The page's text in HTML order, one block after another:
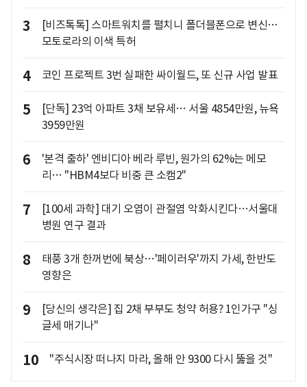
3
[비즈톡톡] 스마트워치를 펼치니 폴더블폰으로 변신…
모토로라의 이색 특허
4 코인 프로젝트 3번 실패한 싸이월드, 또 신규 사업 발표
5
[단독] 23억 아파트 3채 보유세… 서울 4854만원, 뉴욕
3959만원
6
'본격 출하' 엔비디아 베라 루빈, 원가의 62%는 메모
리… "HBM4보다 비중 큰 소캠2"
7
[100세 과학] 대기 오염이 관절염 악화시킨다…서울대
병원 연구 결과
8
태풍 3개 한꺼번에 북상…'페이러우'까지 가세, 한반도
영향은
9
[당신의 생각은] 집 2채 부부도 청약 허용? 1인가구 "싱
글세 매기나"
10 "주식시장 떠나지 마라, 올해 안 9300 다시 뚫을 것"